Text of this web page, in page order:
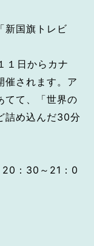
新国旗トレビ
１日からカナ
催されます。ア
てて、「世界の
詰め込んだ30分
20：30～21：0